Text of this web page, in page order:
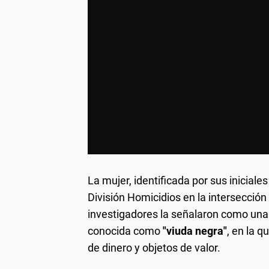
La mujer, identificada por sus
División Homicidios en la
investigadores la señalaron como
conocida como"viuda negra", en la
de dinero y objetos de valor.